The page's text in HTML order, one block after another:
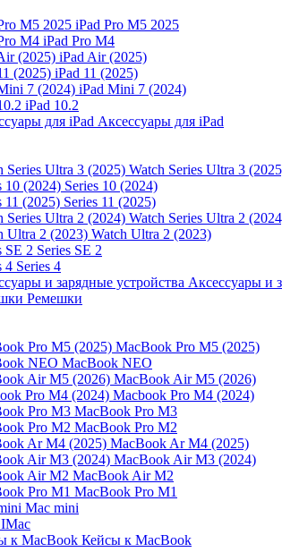
iPad Pro M5 2025
iPad Pro M4
iPad Air (2025)
iPad 11 (2025)
iPad Mini 7 (2024)
iPad 10.2
Аксессуары для iPad
Watch Series Ultra 3
Series 10 (2024)
Series 11 (2025)
Watch Series Ultra 2
Watch Ultra 2 (2023)
Series SE 2
Series 4
Аксессуары и
Ремешки
MacBook Pro M5 (2025)
MacBook NEO
MacBook Air M5 (2026)
Macbook Pro M4 (2024)
MacBook Pro M3
MacBook Pro M2
MacBook Ar M4 (2025)
MacBook Air M3 (2024)
MacBook Air M2
MacBook Pro M1
Mac mini
IMac
Кейсы к MacBook